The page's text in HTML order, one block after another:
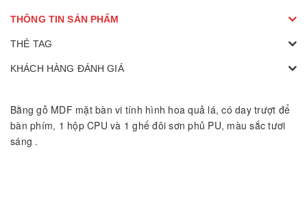
THÔNG TIN SẢN PHẨM
THẺ TAG
KHÁCH HÀNG ĐÁNH GIÁ
Bằng gỗ MDF mặt bàn vi tính hình hoa quả lá, có day trượt để
bàn phím, 1 hộp CPU và 1 ghế đôi sơn phủ PU, màu sắc tươi
sáng .